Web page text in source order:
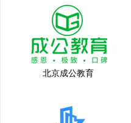
北京成公教育